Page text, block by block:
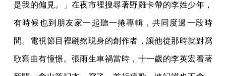
是我的偏見。」在夜市裡搜尋著野雞卡帶的李姓少年，
有時候也到朋友家一起聽一捲專輯，共同度過一段時
間。電視節目裡翩然現身的創作者，讓他從那時就對寫
歌寫曲有憧憬。張雨生車禍當時，十一歲的李英宏看著